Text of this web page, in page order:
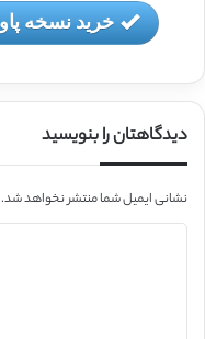
خرید نسخه
دیدگاهتان را بنویسید
نشانی ایمیل شما منتشر نخواهد شد.